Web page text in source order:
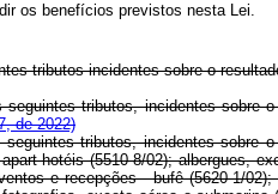
os benefícios previstos nesta Lei.
tributos incidentes sobre o
tributos, incidentes sobre o
de 2022)
tributos, incidentes sobre o
hotéis (5510-8/02); albergues,
e recepções - bufê (5620-1/